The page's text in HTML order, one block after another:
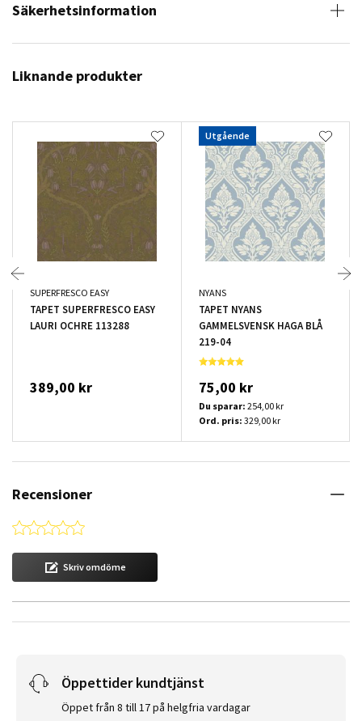
Säkerhetsinformation
Liknande produkter
SUPERFRESCO EASY
TAPET SUPERFRESCO EASY
LAURI OCHRE 113288
389,00 kr
Utgående
NYANS
TAPET NYANS
GAMMELSVENSK HAGA BLÅ
219-04
75,00 kr
Du sparar: 254,00 kr
Ord. pris: 329,00 kr
Recensioner
0.0 star rating
Skriv omdöme
Öppettider kundtjänst
Öppet från 8 till 17 på helgfria vardagar